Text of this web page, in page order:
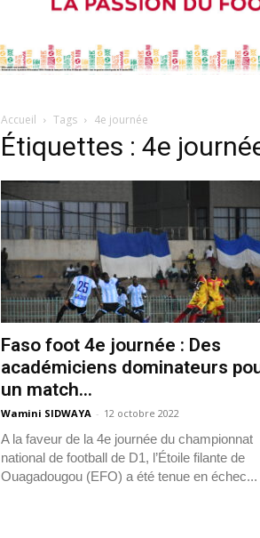
Accueil Tags 4e journée
Étiquettes : 4e
Faso foot 4e journée : Des
académiciens dominateurs
un match...
Wamini SIDWAYA - 12 octobre 2022
A la faveur de la 4e journée du championnat
national de football de D1, l’Étoile filante de
Ouagadougou (EFO) a été tenue en échec...